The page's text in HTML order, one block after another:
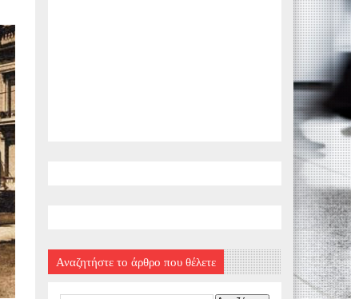
Αναζητήστε το άρθρο που θέλετε